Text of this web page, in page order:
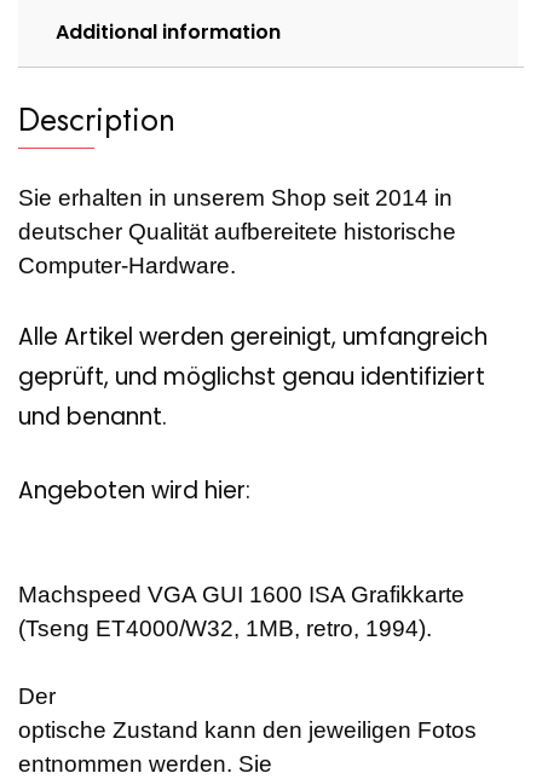
Additional information
Description
Sie erhalten in unserem Shop seit 2014 in
deutscher Qualität aufbereitete historische
Computer-Hardware.
Alle Artikel werden gereinigt, umfangreich
geprüft, und möglichst genau identifiziert
und benannt.
Angeboten wird hier:
Machspeed VGA GUI 1600 ISA Grafikkarte
(Tseng ET4000/W32, 1MB, retro, 1994).
Der
optische Zustand kann den jeweiligen Fotos
entnommen werden. Sie